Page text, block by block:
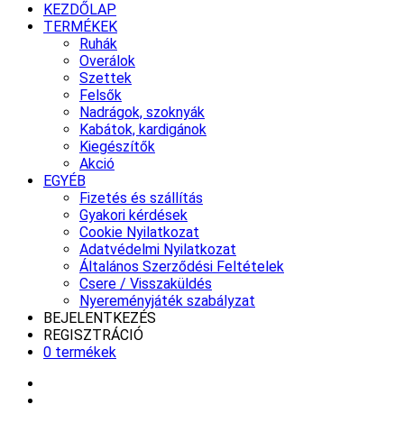
KEZDŐLAP
TERMÉKEK
Ruhák
Overálok
Szettek
Felsők
Nadrágok, szoknyák
Kabátok, kardigánok
Kiegészítők
Akció
EGYÉB
Fizetés és szállítás
Gyakori kérdések
Cookie Nyilatkozat
Adatvédelmi Nyilatkozat
Általános Szerződési Feltételek
Csere / Visszaküldés
Nyereményjáték szabályzat
BEJELENTKEZÉS
REGISZTRÁCIÓ
0 termékek